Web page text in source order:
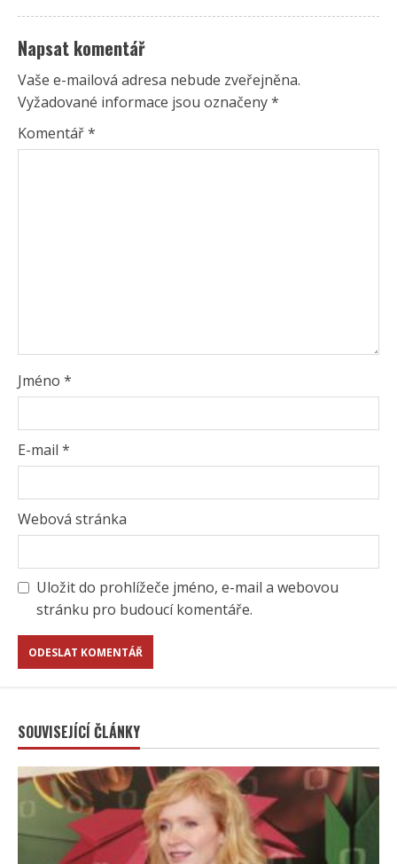
Napsat komentář
Vaše e-mailová adresa nebude zveřejněna.
Vyžadované informace jsou označeny*
Komentář*
Jméno *
E-mail *
Webová stránka
Uložit do prohlížeče jméno, e-mail a webovou
stránku pro budoucí komentáře.
SOUVISEJÍCÍ ČLÁNKY